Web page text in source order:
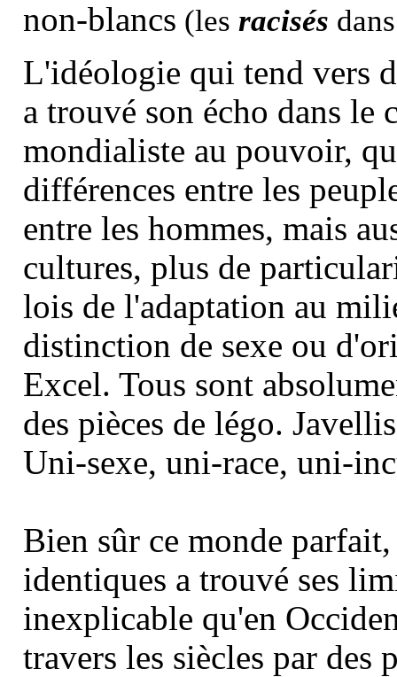
non-blancs (les racisés
L'idéologie qui tend vers
a trouvé son écho dans le
mondialiste au pouvoir,
différences entre les
entre les hommes, mais
cultures, plus de
lois de l'adaptation au
distinction de sexe ou
Excel. Tous sont
des pièces de légo.
Uni-sexe, uni-race, uni-
Bien sûr ce monde
identiques a trouvé ses
inexplicable qu'en
travers les siècles par des